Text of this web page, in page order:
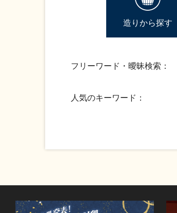
造りから探す
フリーワード・曖昧検索：
人気のキーワード：